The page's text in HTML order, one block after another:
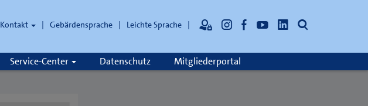
Kontakt Gebärdensprache Leichte Sprache
Service-Center Datenschutz Mitgliederportal